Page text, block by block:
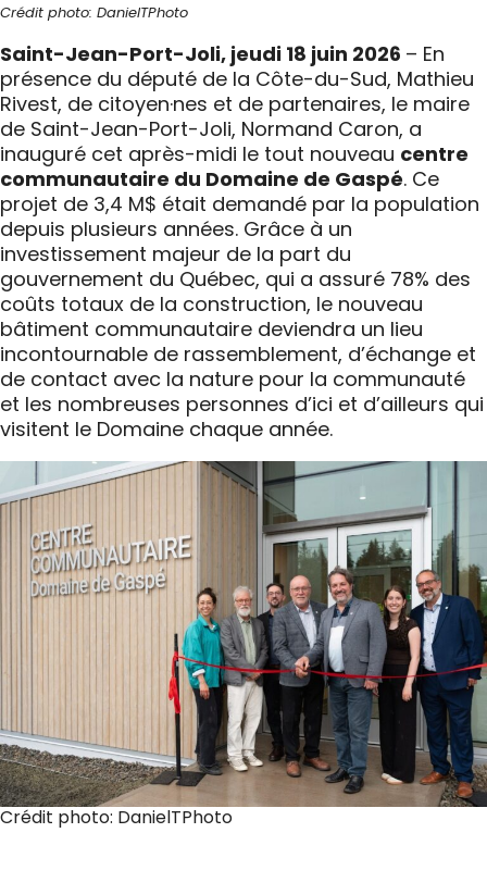
Crédit photo: DanielTPhoto
Saint-Jean-Port-Joli, jeudi 18 juin 2026 – En
présence du député de la Côte-du-Sud, Mathieu
Rivest, de citoyen·nes et de partenaires, le maire
de Saint-Jean-Port-Joli, Normand Caron, a
inauguré cet après-midi le tout nouveau centre
communautaire du Domaine de Gaspé. Ce
projet de 3,4 M$ était demandé par la population
depuis plusieurs années. Grâce à un
investissement majeur de la part du
gouvernement du Québec, qui a assuré 78% des
coûts totaux de la construction, le nouveau
bâtiment communautaire deviendra un lieu
incontournable de rassemblement, d’échange et
de contact avec la nature pour la communauté
et les nombreuses personnes d’ici et d’ailleurs qui
visitent le Domaine chaque année.
Crédit photo: DanielTPhoto